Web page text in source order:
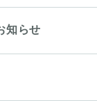
知らせ